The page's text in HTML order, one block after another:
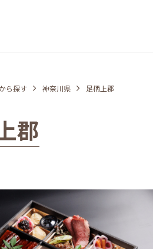
ら探す 神奈川県 足柄上郡
郡